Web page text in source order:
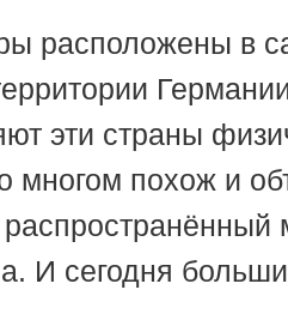
расположены в
эти страны
многом похож и
И сегодня